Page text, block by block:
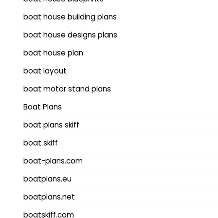
boat house building plans
boat house designs plans
boat house plan
boat layout
boat motor stand plans
Boat Plans
boat plans skiff
boat skiff
boat-plans.com
boatplans.eu
boatplans.net
boatskiff.com